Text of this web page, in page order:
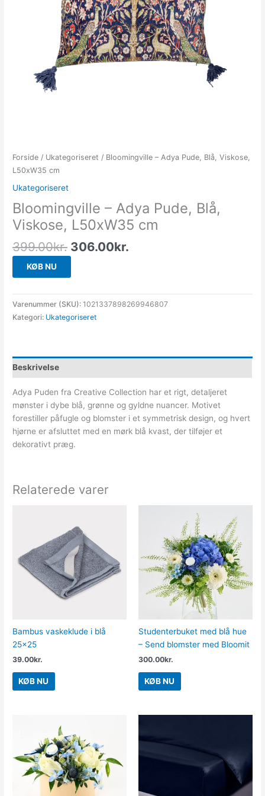
Forside / Ukategoriseret / Bloomingville – Adya Pude, Blå, Viskose,
L50xW35 cm
Ukategoriseret
Bloomingville – Adya Pude, Blå,
Viskose, L50xW35 cm
399.00kr. 306.00kr.
KØB NU
Varenummer (SKU): 1021337898269946807
Kategori: Ukategoriseret
Beskrivelse
Adya Puden fra Creative Collection har et rigt, detaljeret
mønster i dybe blå, grønne og gyldne nuancer. Motivet
forestiller påfugle og blomster i et symmetrisk design, og hvert
hjørne er afsluttet med en mørk blå kvast, der tilføjer et
dekorativt præg.
Relaterede varer
Bambus vaskeklude i blå
25×25
39.00kr.
KØB NU
Studenterbuket med blå hue
– Send blomster med Bloomit
300.00kr.
KØB NU